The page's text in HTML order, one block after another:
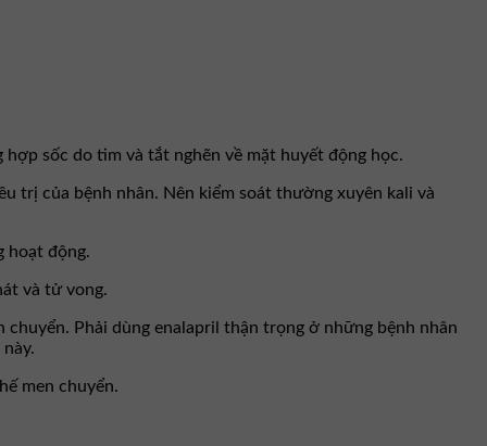
sốc do tim và tắt nghẽn về mặt huyết động học.
trị của bệnh nhân. Nên kiểm soát thường xuyên kali và
hoạt động.
và tử vong.
Phải dùng enalapril thận trọng ở những bệnh nhân
men chuyển.